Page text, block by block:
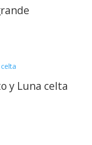
y Luna celta